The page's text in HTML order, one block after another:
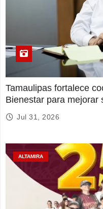
Tamaulipas fortalece
Bienestar para mejorar
Jul 31, 2026
ALTAMIRA